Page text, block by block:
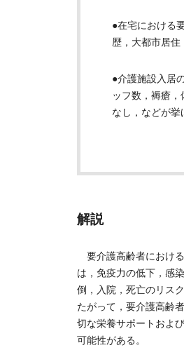
●在宅における
歴，大都市居住
●介護施設入居
ッフ数，褥瘡
なし，などが挙
解説
要介護高齢者におけ
は，免疫力の低下，感
倒，入院，死亡のリス
たがって，要介護高齢
切な栄養サポートおよ
可能性がある。